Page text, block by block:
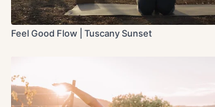
Feel Good Flow | Tuscany Sunset